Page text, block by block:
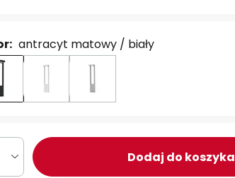
antracyt matowy / biały
Dodaj do koszyka